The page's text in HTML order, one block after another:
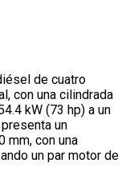
de cuatro
con una cilindrada
kW (73 hp) a un
un
mm, con una
un par motor de